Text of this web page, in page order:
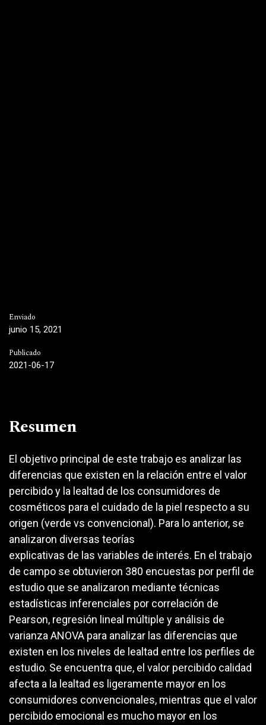
Enviado
junio 15, 2021
Publicado
2021-06-17
Resumen
El objetivo principal de este trabajo es analizar las
diferencias que existen en la relación entre el valor
percibido y la lealtad de los consumidores de
cosméticos para el cuidado de la piel respecto a su
origen (verde vs convencional). Para lo anterior, se
analizaron diversas teorías
explicativas de las variables de interés. En el trabajo
de campo se obtuvieron 380 encuestas por perfil de
estudio que se analizaron mediante técnicas
estadísticas inferenciales por correlación de
Pearson, regresión lineal múltiple y análisis de
varianza ANOVA para analizar las diferencias que
existen en los niveles de lealtad entre los perfiles de
estudio. Se encuentra que, el valor percibido calidad
afecta a la lealtad es ligeramente mayor en los
consumidores convencionales, mientras que el valor
percibido emocional es mucho mayor en los